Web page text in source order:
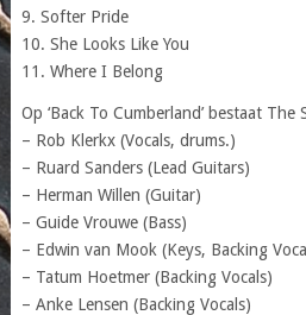
9. Softer Pride
10. She Looks Like You
11. Where I Belong
Op ‘Back To Cumberland’ bestaat
– Rob Klerkx (Vocals, drums.)
– Ruard Sanders (Lead Guitars)
– Herman Willen (Guitar)
– Guide Vrouwe (Bass)
– Edwin van Mook (Keys, Backing
– Tatum Hoetmer (Backing Vocals)
– Anke Lensen (Backing Vocals)